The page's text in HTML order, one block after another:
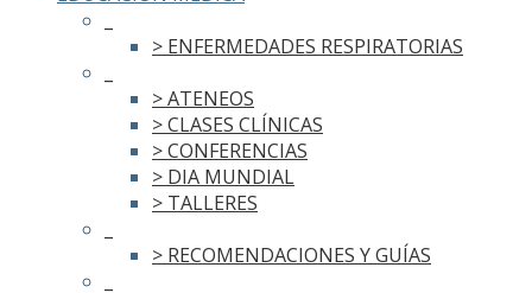
> ENFERMEDADES RESPIRATORIAS
> ATENEOS
> CLASES CLÍNICAS
> CONFERENCIAS
> DIA MUNDIAL
> TALLERES
> RECOMENDACIONES Y GUÍAS